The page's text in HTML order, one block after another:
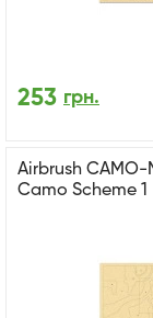
253 грн.
Airbrush CAMO-
Camo Scheme 1